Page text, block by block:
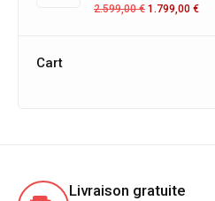
2.599,00€ 1.799,00 €
Cart
Livraison gratuite